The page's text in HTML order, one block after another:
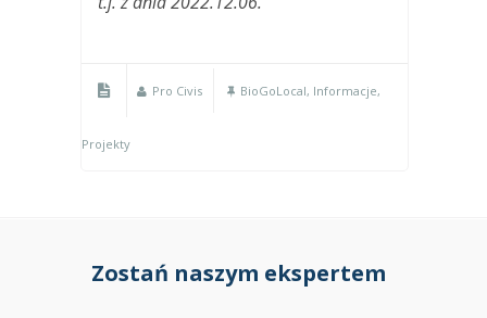
Pro Civis BioGoLocal, Informacje,
Projekty
Zostań naszym ekspertem